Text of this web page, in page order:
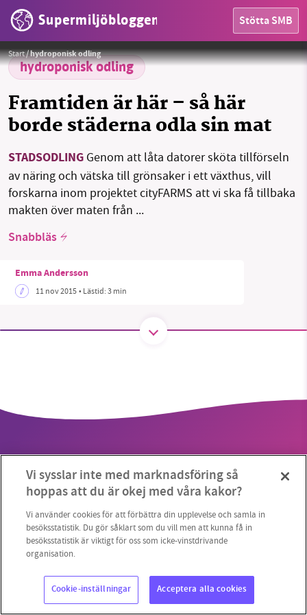
Supermiljöbloggen Stötta SMB
OMRÅDEN
MILJÖFAKTA
OM OSS
Sök Sparade inlägg Tipsa oss
Start/hydroponisk odling
hydroponisk odling
Framtiden är här – så här
borde städerna odla sin mat
STADSODLING Genom att låta datorer sköta tillförseln
av näring och vätska till grönsaker i ett växthus, vill
forskarna inom projektet cityFARMS att vi ska få tillbaka
makten över maten från ...
Snabbläs
Emma Andersson
11 nov 2015• Lästid:3 min
Foto:liz west (CC BY 2.0)
Copyright 2023 © Supermiljöbloggen Cookieinställningar
nyhetsbevakning och granskningar. Nu vill vi
vill hjälpa oss.
Stötta vårt arbete genom att swisha en slant till
1231368703
Läs vad vi vill göra
Vi sysslar inte med marknadsföring så
hoppas att du är okej med våra kakor?
Vi använder cookies för att förbättra din upplevelse och samla in
besöksstatistik. Du gör såklart som du vill men att kunna få in
besöksstatistik är viktigt för oss som icke-vinstdrivande
organisation.
Cookie-inställningar Acceptera alla cookies